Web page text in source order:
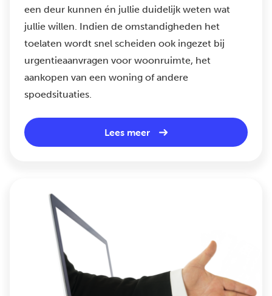
een deur kunnen én jullie duidelijk weten wat
jullie willen. Indien de omstandigheden het
toelaten wordt snel scheiden ook ingezet bij
urgentieaanvragen voor woonruimte, het
aankopen van een woning of andere
spoedsituaties.
Lees meer